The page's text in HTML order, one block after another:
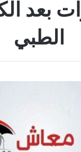
بعد
الطبي